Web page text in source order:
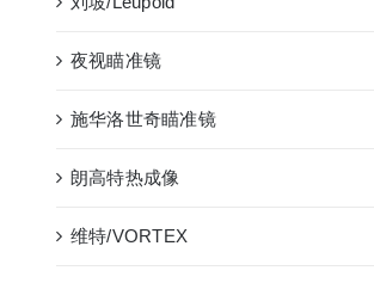
夜视瞄准镜
施华洛世奇瞄准镜
朗高特热成像
维特/VORTEX